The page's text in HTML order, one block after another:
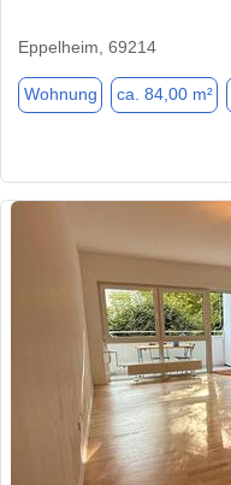
Eppelheim, 69214
Wohnung ca. 84,00 m²